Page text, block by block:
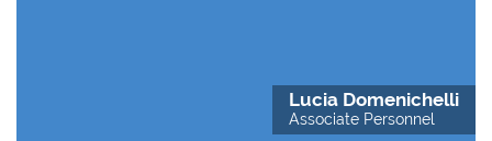
Lucia Domenichelli
Associate Personnel